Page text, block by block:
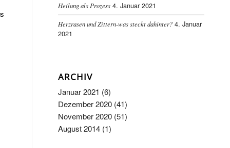
Heilung als Prozess 4. Januar 2021
Herzrasen und Zittern-was steckt dahinter? 4. Januar
2021
ARCHIV
Januar 2021 (6)
Dezember 2020 (41)
November 2020 (51)
August 2014 (1)